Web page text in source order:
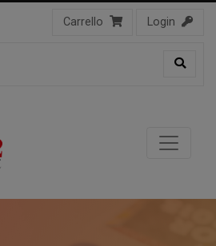
Carrello Login